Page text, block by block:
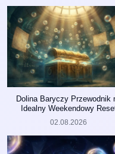
Dolina Baryczy Przewodnik
Idealny Weekendowy
02.08.2026